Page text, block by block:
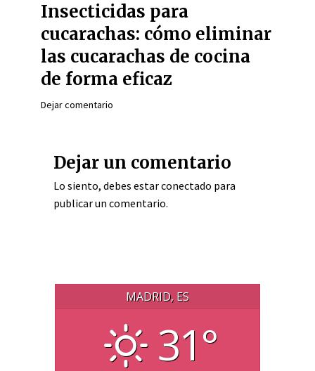
Insecticidas para
cucarachas: cómo eliminar
las cucarachas de cocina
de forma eficaz
Dejar comentario
Dejar un comentario
Lo siento, debes estarconectado para
publicar un comentario.
MADRID, ES
31°